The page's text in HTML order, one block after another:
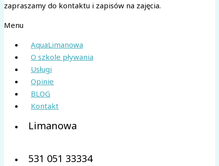
zapraszamy do kontaktu i zapisów na zajęcia.
Menu
AquaLimanowa
O szkole pływania
Usługi
Opinie
BLOG
Kontakt
Limanowa
531 051 33334